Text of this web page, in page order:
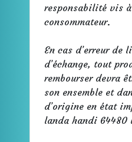
responsabilité vis
consommateur.
En cas d’erreur de
d’échange, tout
rembourser devra
son ensemble et
d’origine en état
landa handi 64480